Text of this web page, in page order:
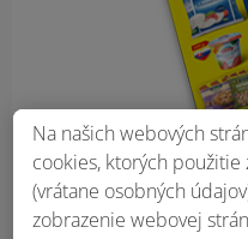
Na našich webových
cookies, ktorých
(vrátane osobných
zobrazenie webovej